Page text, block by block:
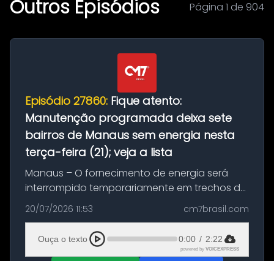
Outros Episódios Página 1 de 904
Episódio 27860: Fique atento:
Manutenção programada deixa sete
bairros de Manaus sem energia nesta
terça-feira (21); veja a lista
Manaus – O fornecimento de energia será
interrompido temporariamente em trechos de
sete bairros de Manaus nesta terça-feira (21).
A suspensão programada ocorrerá para a
execução de serviços de manuten...
20/07/2026 11:53 cm7brasil.com
Ouça o texto 0:00 / 2:22
powered by VOICEXPRESS